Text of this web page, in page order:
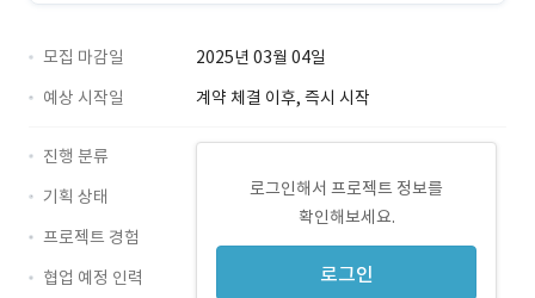
모집 마감일
2025년 03월 04일
예상 시작일
계약 체결 이후, 즉시 시작
로그인해서 프로젝트 정보를
확인해보세요.
로그인
진행 분류
기획 상태
프로젝트 경험
협업 예정 인력